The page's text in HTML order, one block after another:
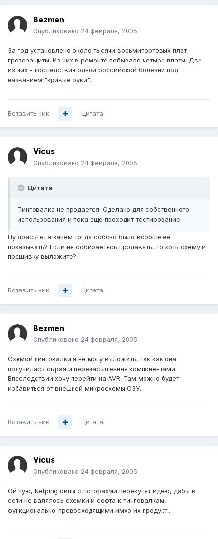
Bezmen
Опубликовано 24 февраля, 2005
За год установлено около тысячи восьмипортовых плат
грозозащиты. Из них в ремонте побывало четыре платы. Две
из них - последствия одной российской болезни под
названием "кривые руки".
Вставить ник Цитата
Vicus
Опубликовано 24 февраля, 2005
Цитата
Пинговалка не продается. Сделано для собственного
использования и пока еще проходит тестирование.
Ну драсьте, а зачем тогда собсно было вообще ее
показывать? Если не собираетесь продавать, то хоть схему и
прошивку выложите?
Вставить ник Цитата
Bezmen
Опубликовано 24 февраля, 2005
Схемой пинговалки я не могу выложить, так как она
получилась сырая и перенасыщенная компонентами.
Впоследствии хочу перейти на AVR. Там можно будет
избавиться от внешней микросхемы ОЗУ.
Вставить ник Цитата
Vicus
Опубликовано 24 февраля, 2005
Ой чую, Netping'овцы с поторахми перекупят идею, дабы в
сети не валялось схемки и софта к пинговалкам,
функционально-превосходящими имхо их продукт...